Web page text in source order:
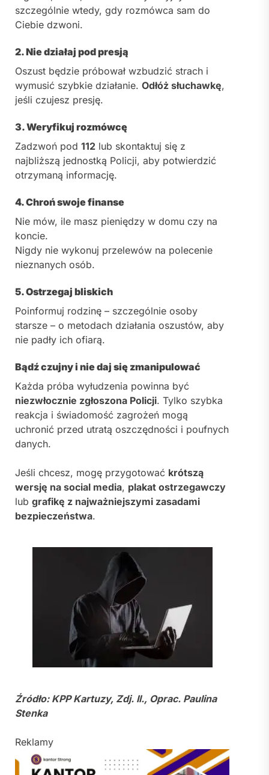
szczególnie wtedy, gdy rozmówca sam do
Ciebie dzwoni.
2. Nie działaj pod presją
Oszust będzie próbował wzbudzić strach i
wymusić szybkie działanie. Odłóż słuchawkę,
jeśli czujesz presję.
3. Weryfikuj rozmówcę
Zadzwoń pod 112 lub skontaktuj się z
najbliższą jednostką Policji, aby potwierdzić
otrzymaną informację.
4. Chroń swoje finanse
Nie mów, ile masz pieniędzy w domu czy na
koncie.
Nigdy nie wykonuj przelewów na polecenie
nieznanych osób.
5. Ostrzegaj bliskich
Poinformuj rodzinę – szczególnie osoby
starsze – o metodach działania oszustów, aby
nie padły ich ofiarą.
Bądź czujny i nie daj się zmanipulować
Każda próba wyłudzenia powinna być
niezwłocznie zgłoszona Policji. Tylko szybka
reakcja i świadomość zagrożeń mogą
uchronić przed utratą oszczędności i poufnych
danych.
Jeśli chcesz, mogę przygotować krótszą
wersję na social media, plakat ostrzegawczy
lub grafikę z najważniejszymi zasadami
bezpieczeństwa.
Źródło: KPP Kartuzy, Zdj. Il., Oprac. Paulina
Stenka
Reklamy